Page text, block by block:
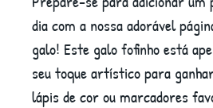
dia com a nossa adorável
galo! Este galo fofinho está
seu toque artístico para
lápis de cor ou marcadores